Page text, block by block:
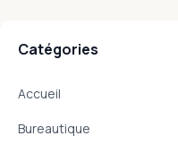
Catégories
Accueil
Bureautique